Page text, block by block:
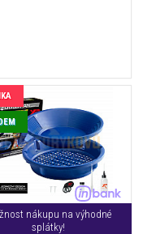
nákupu na výhodné
splátky!